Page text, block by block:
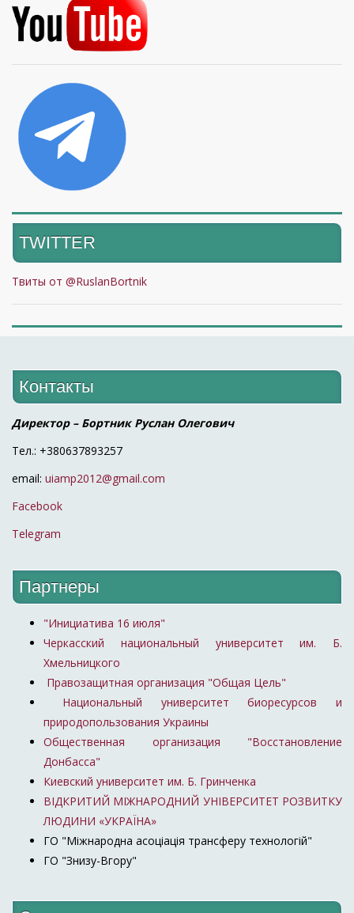
TWITTER
Твиты от @RuslanBortnik
Контакты
Директор – Бортник Руслан Олегович
Тел.: +380637893257
email: uiamp2012@gmail.com
Facebook
Telegram
Партнеры
"Инициатива 16 июля"
Черкасский национальный университет им. Б.
Хмельницкого
Правозащитная организация "Общая Цель"
Национальный университет биоресурсов и
природопользования Украины
Общественная организация "Восстановление
Донбасса"
Киевский университет им. Б. Гринченка
ВІДКРИТИЙ МІЖНАРОДНИЙ УНІВЕРСИТЕТ РОЗВИТКУ
ЛЮДИНИ «УКРАЇНА»
ГО "Міжнародна асоціація трансферу технологій"
ГО "Знизу-Вгору"